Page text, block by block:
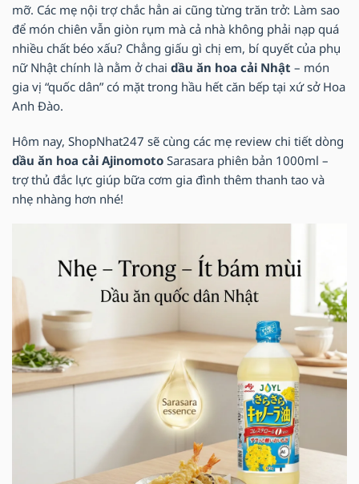
mỡ. Các mẹ nội trợ chắc hẳn ai cũng từng trăn trở: Làm sao
để món chiên vẫn giòn rụm mà cả nhà không phải nạp quá
nhiều chất béo xấu? Chẳng giấu gì chị em, bí quyết của phụ
nữ Nhật chính là nằm ở chai dầu ăn hoa cải Nhật – món
gia vị “quốc dân” có mặt trong hầu hết căn bếp tại xứ sở Hoa
Anh Đào.
Hôm nay, ShopNhat247 sẽ cùng các mẹ review chi tiết dòng
dầu ăn hoa cải Ajinomoto Sarasara phiên bản 1000ml –
trợ thủ đắc lực giúp bữa cơm gia đình thêm thanh tao và
nhẹ nhàng hơn nhé!